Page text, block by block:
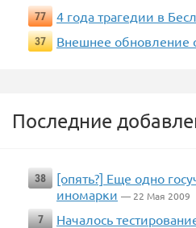
77 4 года трагедии в
37
Внешнее обновление
Последние
38
[опять?] Еще одно
иномарки — 22 Мая 2009
7
Началось